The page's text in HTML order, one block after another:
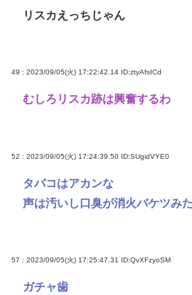
リスカえっちじゃん
49 : 2023/09/05(火) 17:22:42.14 ID:ztyAfsICd
むしろリスカ跡は興奮するわ
52 : 2023/09/05(火) 17:24:39.50 ID:SUgidVYE0
タバコはアカンな
声は汚いし口臭が消火バケツみ
57 : 2023/09/05(火) 17:25:47.31 ID:QvXFzyoSM
ガチャ歯